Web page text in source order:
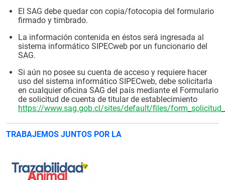
El SAG debe quedar con copia/fotocopia del formulario
firmado y timbrado.
La información contenida en éstos será ingresada al
sistema informático SIPECweb por un funcionario del
SAG.
Si aún no posee su cuenta de acceso y requiere hacer
uso del sistema informático SIPECweb, debe solicitarla
en cualquier oficina SAG del país mediante el Formulario
de solicitud de cuenta de titular de establecimiento
https://www.sag.gob.cl/sites/default/files/
TRABAJEMOS JUNTOS POR LA